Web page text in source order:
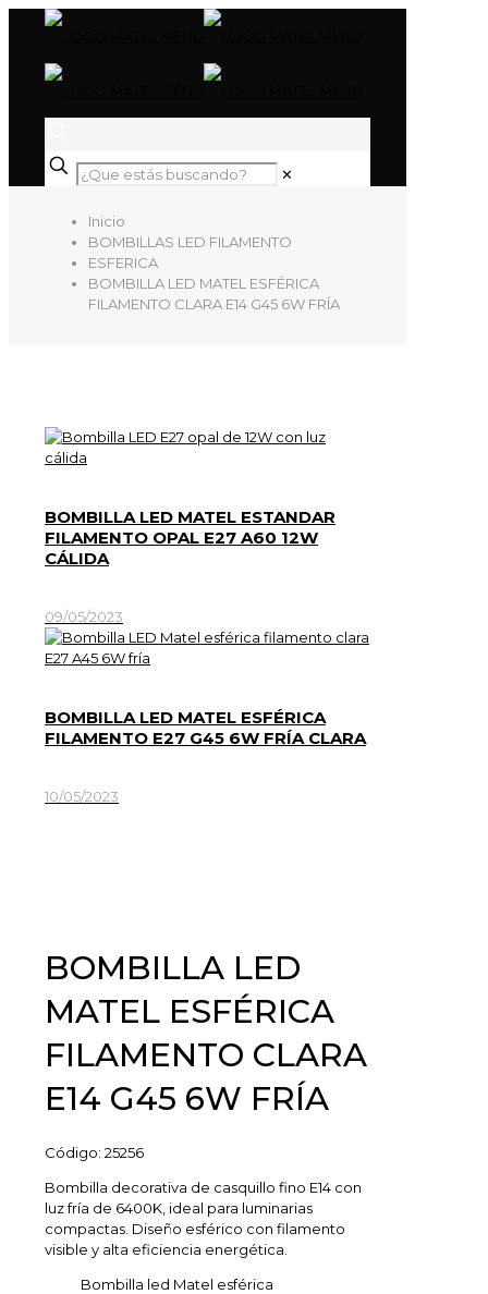
✕
Inicio
BOMBILLAS LED FILAMENTO
ESFERICA
BOMBILLA LED MATEL ESFÉRICA
FILAMENTO CLARA E14 G45 6W FRÍA
BOMBILLA LED MATEL ESTANDAR
FILAMENTO OPAL E27 A60 12W
CÁLIDA
09/05/2023
BOMBILLA LED MATEL ESFÉRICA
FILAMENTO E27 G45 6W FRÍA CLARA
10/05/2023
BOMBILLA LED
MATEL ESFÉRICA
FILAMENTO CLARA
E14 G45 6W FRÍA
Código: 25256
Bombilla decorativa de casquillo fino E14 con
luz fría de 6400K, ideal para luminarias
compactas. Diseño esférico con filamento
visible y alta eficiencia energética.
Bombilla led Matel esférica